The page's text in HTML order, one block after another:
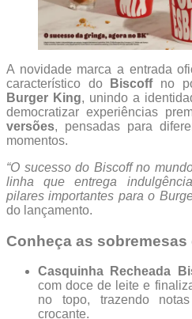
A novidade marca a entrada
característico do
Biscoffno
Burger King, unindo a
democratizar experiências
versões, pensadas para
momentos.
“O sucesso do Biscoff no
linha que entrega
pilares importantes para o
do lançamento.
Conheça as
Casquinha Recheada
com doce de leite e
no topo, trazendo
crocante.